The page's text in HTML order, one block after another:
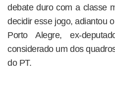
debate duro com a classe
decidir esse jogo, adiantou
Porto Alegre, ex-
considerado um dos
do PT.